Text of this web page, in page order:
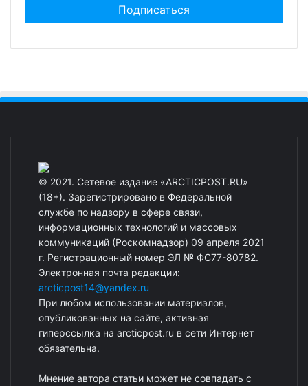
© 2021. Сетевое издание «ARCTICPOST.RU»
(18+). Зарегистрировано в Федеральной
службе по надзору в сфере связи,
информационных технологий и массовых
коммуникаций (Роскомнадзор) 09 апреля 2021
г. Регистрационный номер ЭЛ № ФС77-80782.
Электронная почта редакции:
arcticpost14@yandex.ru
При любом использовании материалов,
опубликованных на сайте, активная
гиперссылка на arcticpost.ru в сети Интернет
обязательна.
Мнение автора статьи может не совпадать с